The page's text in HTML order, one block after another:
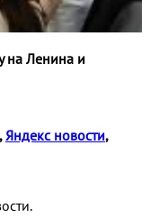
на Ленина и
, Яндекс новости,